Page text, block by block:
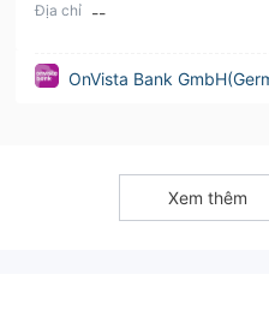
Địa chỉ --
OnVista Bank
Xem thêm